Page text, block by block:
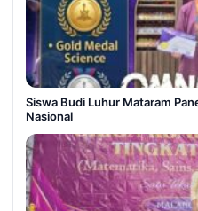
Siswa Budi Luhur Mataram
Nasional